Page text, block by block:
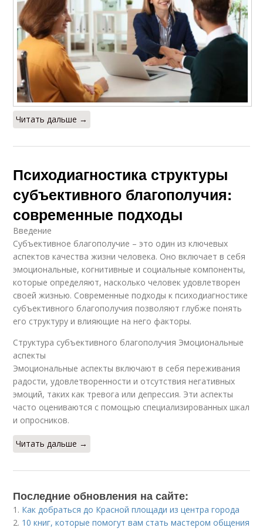
Читать дальше →
Психодиагностика структуры
субъективного благополучия:
современные подходы
Введение
Субъективное благополучие – это один из ключевых
аспектов качества жизни человека. Оно включает в себя
эмоциональные, когнитивные и социальные компоненты,
которые определяют, насколько человек удовлетворен
своей жизнью. Современные подходы к психодиагностике
субъективного благополучия позволяют глубже понять
его структуру и влияющие на него факторы.
Структура субъективного благополучия Эмоциональные
аспекты
Эмоциональные аспекты включают в себя переживания
радости, удовлетворенности и отсутствия негативных
эмоций, таких как тревога или депрессия. Эти аспекты
часто оцениваются с помощью специализированных шкал
и опросников.
Читать дальше →
Последние обновления на сайте:
1. Как добраться до Красной площади из центра города
2. 10 книг, которые помогут вам стать мастером общения